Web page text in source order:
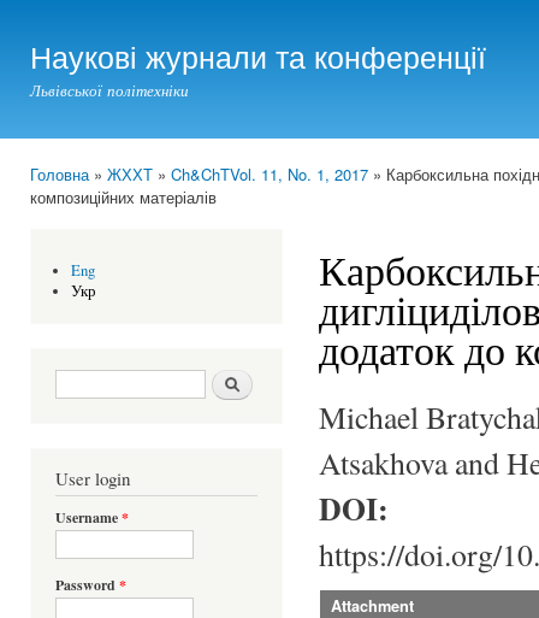
Наукові журнали та конференції
Львівської політехніки
You are here
Головна» ЖХХТ » Ch&ChTVol. 11, No. 1, 2017 » Карбоксильна
композиційних матеріалів
Eng
Укр
Search form Шукати
User login
Username*
Password *
додаток до
Michael
Atsakhova and
DOI:
https://doi.org/
Attachment